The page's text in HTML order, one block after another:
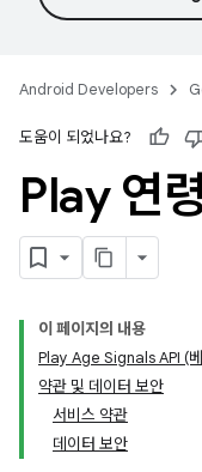
Android Developers
도움이 되었나요?
Play 연
이 페이지의 내용
Play Age Signals API (
약관 및 데이터 보안
서비스 약관
데이터 보안